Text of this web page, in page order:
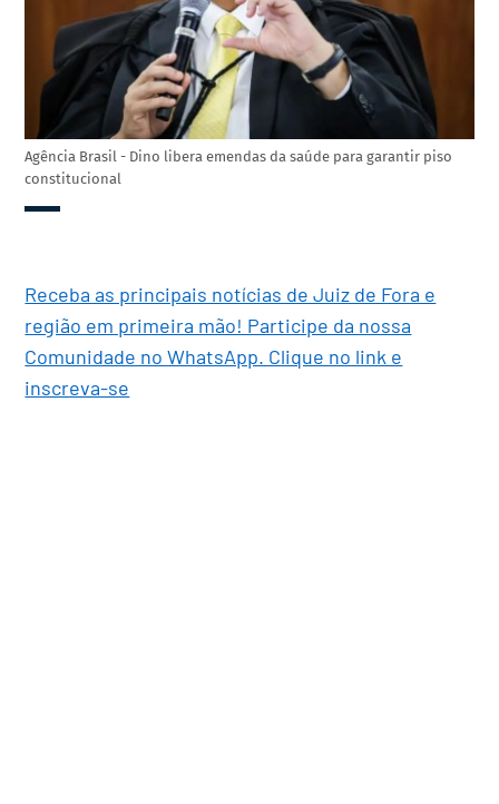
Agência Brasil - Dino libera emendas da saúde para garantir piso
constitucional
Receba as principais notícias de Juiz de Fora e
região em primeira mão! Participe da nossa
Comunidade no WhatsApp. Clique no link e
inscreva-se